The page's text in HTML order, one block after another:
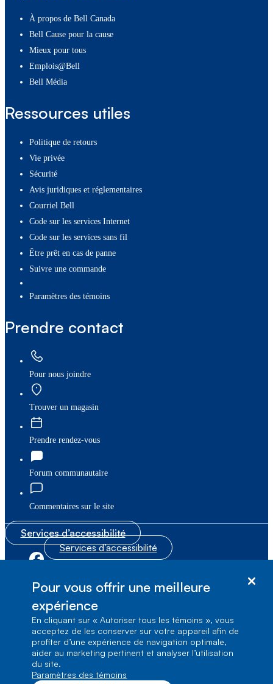
À propos de Bell Canada
Bell Cause pour la cause
Mieux pour tous
Emplois@Bell
Bell Média
Ressources utiles
Politique de retours
Vie privée
Sécurité
Avis juridiques et réglementaires
Courriel Bell
Code sur les services Internet
Code sur les services sans fil
Être prêt en cas de panne
Suivre une commande
paramètres des témoins
Prendre contact
Pour nous joindre
Trouver un magasin
Prendre rendez-vous
Forum communautaire
Commentaires sur le site
Services d’accessibilité
Services d’accessibilité
1, carrefour Alexander-Graham-Bell, Aile A-7,
Verdun, Québec, H3E 3B3
Pour vous offrir une meilleure
expérience
En cliquant sur « Autoriser tous les témoins », vous
acceptez de les conserver sur votre appareil afin de
profiter d’une expérience de navigation optimale,
aider au marketing pertinent et analyser l’utilisation
du site.
Paramètres des témoins